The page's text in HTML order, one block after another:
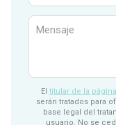
El titular de la página
serán tratados para
base legal del
usuario. No se